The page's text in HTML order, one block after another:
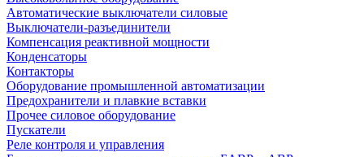
Автоматические выключатели cиловые
Выключатели-разъединители
Компенсация реактивной мощности
Конденсаторы
Контакторы
Оборудование промышленной автоматизации
Предохранители и плавкие вставки
Прочее силовое оборудование
Пускатели
Реле контроля и управления